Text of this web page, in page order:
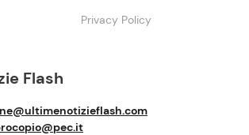
Flash
Privacy Policy